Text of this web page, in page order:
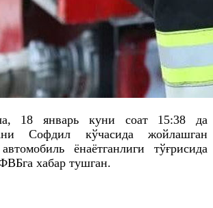
, 18 январь куни соат 15:38 да
Софдил кўчасида жойлашган
ёнаётганлиги тўғрисида
хабар тушган.